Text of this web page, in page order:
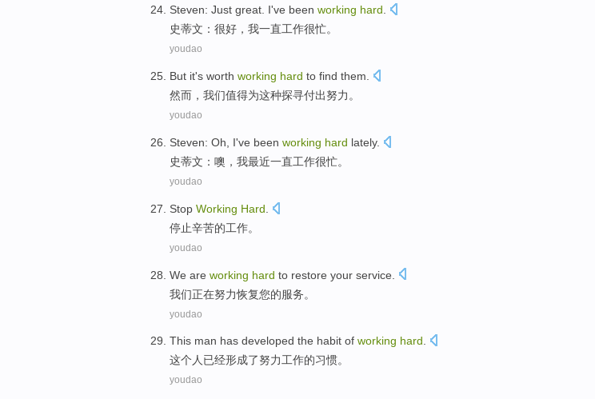
Steven: Just great. I've been working hard.
史蒂文 ： 很好， 我一直工作很忙。
youdao
But it's worth working hard to find them.
然而 ， 我们值得为这种探寻付出努力 。
youdao
Steven: Oh I've been working hard lately.
史蒂文 ： 噢 ， 我最近一直工作很忙。
youdao
Stop Working Hard
停止辛苦的工作。
youdao
We are working hard to restore your service
我们正在努力恢复您的服务。
youdao
This man has developed the habit of working hard.
这个人已经形成了努力工作的习惯。
youdao